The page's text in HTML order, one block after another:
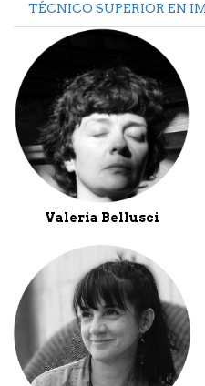
TÉCNICO SUPERIOR EN
Valeria Bellusci